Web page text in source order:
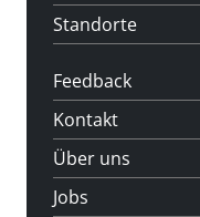
Standorte
Feedback
Kontakt
Über uns
Jobs